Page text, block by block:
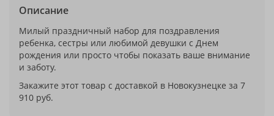
Описание
Милый праздничный набор для поздравления
ребенка, сестры или любимой девушки с Днем
рождения или просто чтобы показать ваше внимание
и заботу.
Закажите этот товар с доставкой в Новокузнецке за 7
910 руб.